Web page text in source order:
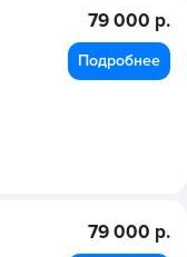
79 000 р.
Подробнее
79 000 р.